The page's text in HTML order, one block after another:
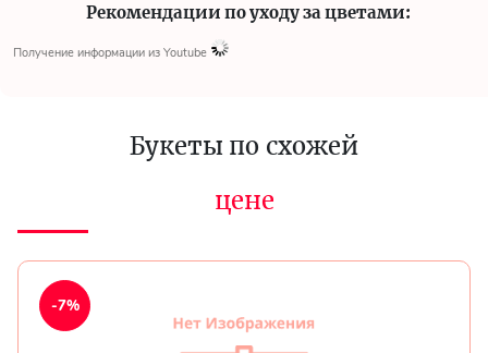
Рекомендации по уходу за цветами:
Получение информации из Youtube
Букеты по схожей
цене
-7%